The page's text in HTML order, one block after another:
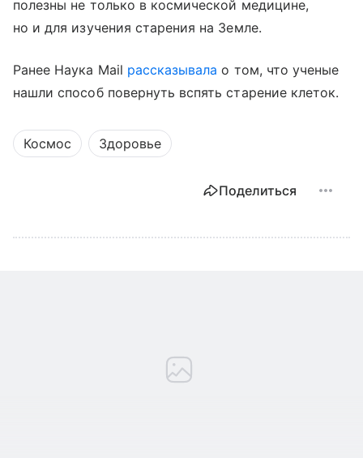
полезны не только в космической медицине,
но и для изучения старения на Земле.
Ранее Наука Mail рассказывала о том, что ученые
нашли способ повернуть вспять старение клеток.
Космос Здоровье
Поделиться